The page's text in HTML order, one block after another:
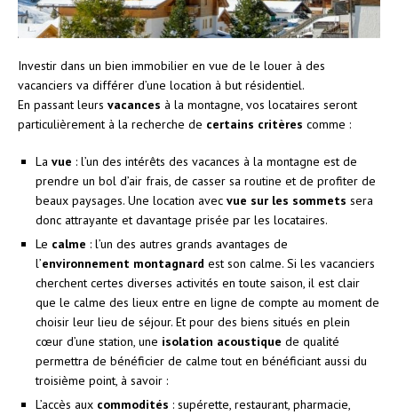
Investir dans un bien immobilier en vue de le louer à des
vacanciers va différer d’une location à but résidentiel.
En passant leurs vacances à la montagne, vos locataires seront
particulièrement à la recherche de certains critères comme :
La vue : l’un des intérêts des vacances à la montagne est de
prendre un bol d’air frais, de casser sa routine et de profiter de
beaux paysages. Une location avec vue sur les sommets sera
donc attrayante et davantage prisée par les locataires.
Le calme : l’un des autres grands avantages de
l’environnement montagnard est son calme. Si les vacanciers
cherchent certes diverses activités en toute saison, il est clair
que le calme des lieux entre en ligne de compte au moment de
choisir leur lieu de séjour. Et pour des biens situés en plein
cœur d’une station, une isolation acoustique de qualité
permettra de bénéficier de calme tout en bénéficiant aussi du
troisième point, à savoir :
L’accès aux commodités : supérette, restaurant, pharmacie,